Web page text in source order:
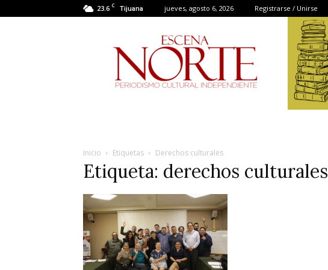
23.6 C Tijuana jueves, agosto 6, 2026 Registrarse / Unirse
Norte
Inicio Etiquetas Derechos culturales
Etiqueta: derechos culturales